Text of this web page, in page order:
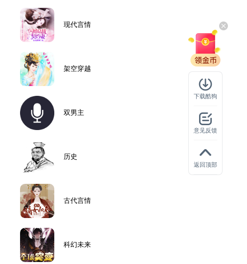
现代言情
架空穿越
双男主
历史
古代言情
科幻未来
下载酷狗
意见反馈
返回顶部